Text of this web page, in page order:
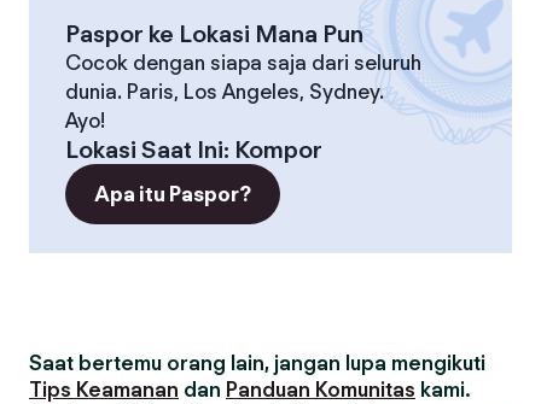
Paspor ke Lokasi Mana Pun
Cocok dengan siapa saja dari seluruh
dunia. Paris, Los Angeles, Sydney.
Ayo!
Lokasi Saat Ini: Kompor
Apa itu Paspor?
Saat bertemu orang lain, jangan lupa mengikuti
Tips Keamanan dan Panduan Komunitas kami.